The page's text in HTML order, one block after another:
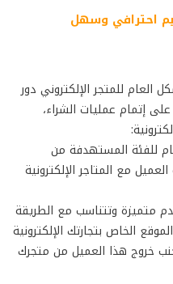
احترافي وسهل
للمتجر الإلكتروني دور
إتمام عمليات الشراء،
للفئة المستهدفة من
مع المتاجر الإلكترونية
متميزة وتتناسب مع الطريقة
الخاص بتجارتك الإلكترونية
خروج هذا العميل من متجرك